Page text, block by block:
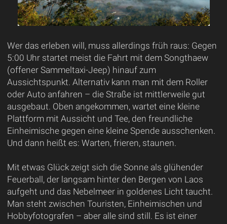
Wer das erleben will, muss allerdings früh raus: Gegen
5:00 Uhr startet meist die Fahrt mit dem Songthaew
(offener Sammeltaxi-Jeep) hinauf zum
Aussichtspunkt. Alternativ kann man mit dem Roller
oder Auto anfahren – die Straße ist mittlerweile gut
ausgebaut. Oben angekommen, wartet eine kleine
Plattform mit Aussicht und Tee, den freundliche
Einheimische gegen eine kleine Spende ausschenken.
Und dann heißt es: Warten, frieren, staunen.
Mit etwas Glück zeigt sich die Sonne als glühender
Feuerball, der langsam hinter den Bergen von Laos
aufgeht und das Nebelmeer in goldenes Licht taucht.
Man steht zwischen Touristen, Einheimischen und
Hobbyfotografen – aber alle sind still. Es ist einer